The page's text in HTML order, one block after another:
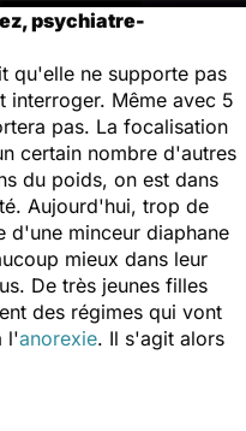
psychiatre-
qu'elle ne supporte pas
interroger. Même avec 5
pas. La focalisation
certain nombre d'autres
du poids, on est dans
Aujourd'hui, trop de
d'une minceur diaphane
mieux dans leur
De très jeunes filles
des régimes qui vont
l'anorexie. Il s'agit alors